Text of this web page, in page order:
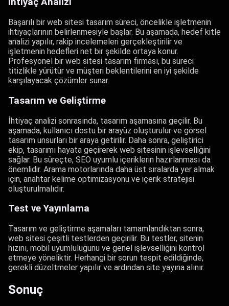
İhtiyaç Analizi
Başarılı bir web sitesi tasarım süreci, öncelikle işletmenin
ihtiyaçlarının belirlenmesiyle başlar. Bu aşamada, hedef kitle
analizi yapılır, rakip incelemeleri gerçekleştirilir ve
işletmenin hedefleri net bir şekilde ortaya konur.
Profesyonel bir web sitesi tasarım firması, bu süreci
titizlikle yürütür ve müşteri beklentilerini en iyi şekilde
karşılayacak çözümler sunar.
Tasarım ve Geliştirme
İhtiyaç analizi sonrasında, tasarım aşamasına geçilir. Bu
aşamada, kullanıcı dostu bir arayüz oluşturulur ve görsel
tasarım unsurları bir araya getirilir. Daha sonra, geliştirici
ekip, tasarımı hayata geçirerek web sitesinin işlevselliğini
sağlar. Bu süreçte, SEO uyumlu içeriklerin hazırlanması da
önemlidir. Arama motorlarında daha üst sıralarda yer almak
için, anahtar kelime optimizasyonu ve içerik stratejisi
oluşturulmalıdır.
Test ve Yayınlama
Tasarım ve geliştirme aşamaları tamamlandıktan sonra,
web sitesi çeşitli testlerden geçirilir. Bu testler, sitenin
hızını, mobil uyumluluğunu ve genel işlevselliğini kontrol
etmeye yöneliktir. Herhangi bir sorun tespit edildiğinde,
gerekli düzeltmeler yapılır ve ardından site yayına alınır.
Sonuç